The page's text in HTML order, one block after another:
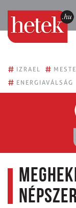
# IZRAEL #
# ENERGIAVÁLSÁG